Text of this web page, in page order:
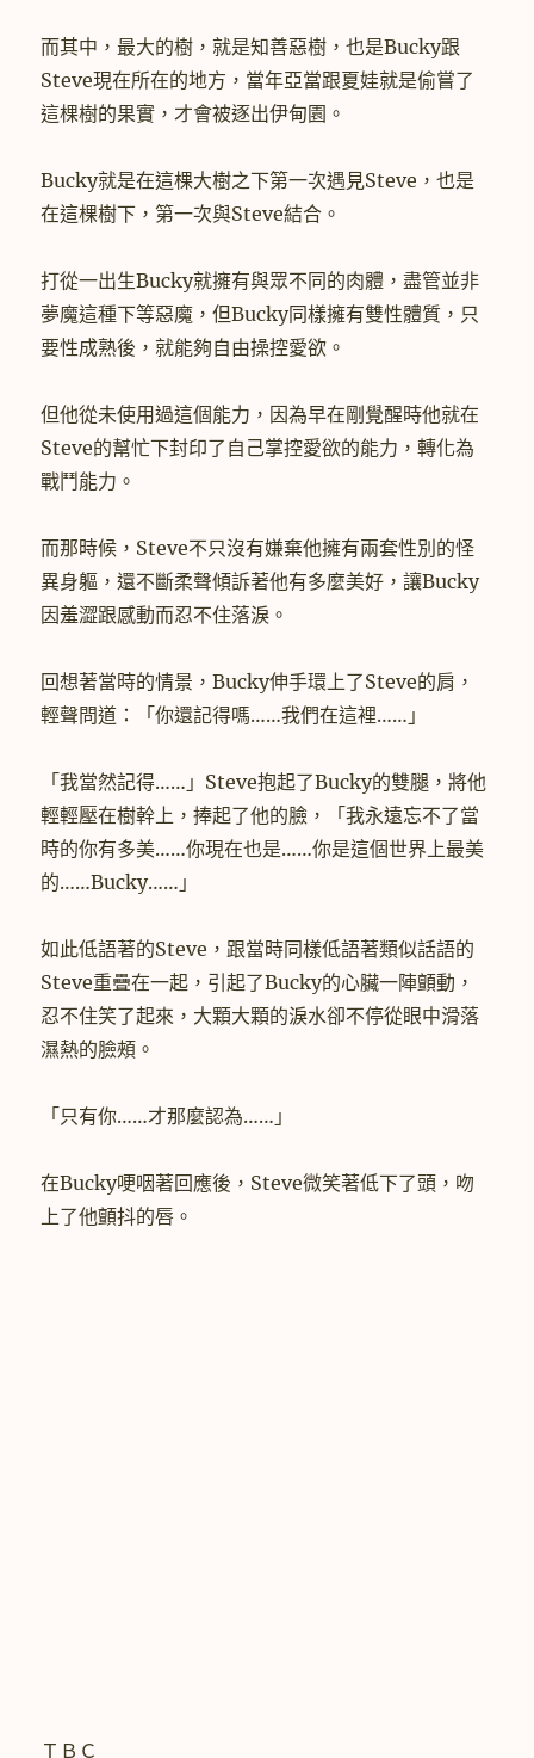
而其中，最大的樹，就是知善惡樹，也是Bucky跟
Steve現在所在的地方，當年亞當跟夏娃就是偷嘗了
這棵樹的果實，才會被逐出伊甸園。
Bucky就是在這棵大樹之下第一次遇見Steve，也是
在這棵樹下，第一次與Steve結合。
打從一出生Bucky就擁有與眾不同的肉體，盡管並非
夢魔這種下等惡魔，但Bucky同樣擁有雙性體質，只
要性成熟後，就能夠自由操控愛欲。
但他從未使用過這個能力，因為早在剛覺醒時他就在
Steve的幫忙下封印了自己掌控愛欲的能力，轉化為
戰鬥能力。
而那時候，Steve不只沒有嫌棄他擁有兩套性別的怪
異身軀，還不斷柔聲傾訴著他有多麼美好，讓Bucky
因羞澀跟感動而忍不住落淚。
回想著當時的情景，Bucky伸手環上了Steve的肩，
輕聲問道：「你還記得嗎……我們在這裡……」
「我當然記得……」Steve抱起了Bucky的雙腿，將他
輕輕壓在樹幹上，捧起了他的臉，「我永遠忘不了當
時的你有多美……你現在也是……你是這個世界上最美
的……Bucky……」
如此低語著的Steve，跟當時同樣低語著類似話語的
Steve重疊在一起，引起了Bucky的心臟一陣顫動，
忍不住笑了起來，大顆大顆的淚水卻不停從眼中滑落
濕熱的臉頰。
「只有你……才那麼認為……」
在Bucky哽咽著回應後，Steve微笑著低下了頭，吻
上了他顫抖的唇。
ＴＢＣ